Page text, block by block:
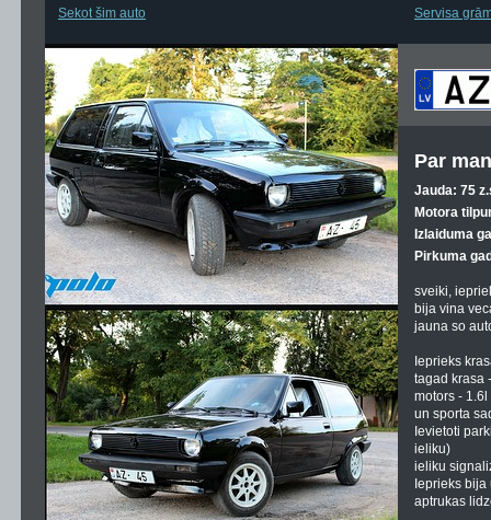
Sekot šim auto Servisa
Par
Jauda: 75
Motora
Izlaiduma
Pirkuma
sveiki,
bija vina
jauna so
Ieprieks
tagad krasa
motors -
un sporta
Ievietoti
ieliku)
ieliku
Ieprieks
aptrukas